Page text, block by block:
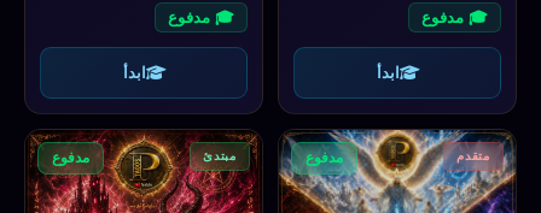
🎓 مدفوع
ابدأ
🎓 مدفوع
ابدأ
متقدم مدفوع مبتدئ مدفوع